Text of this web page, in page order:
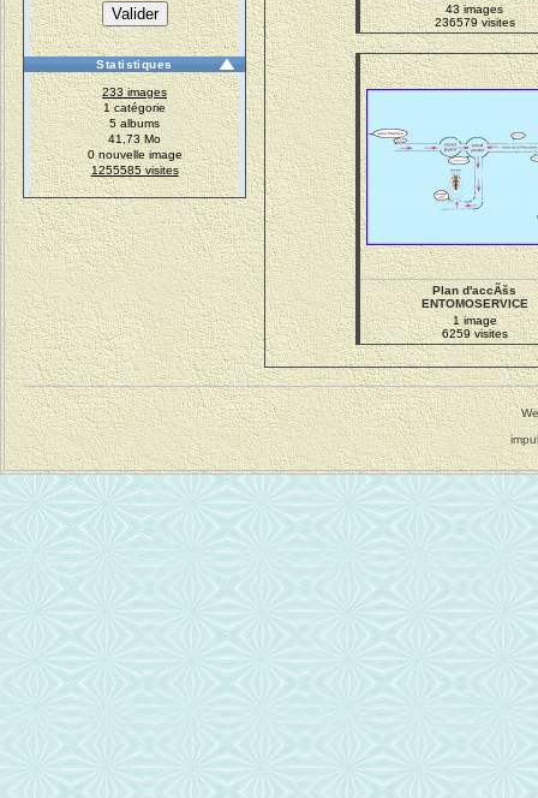
Statistiques
233 images
1 catégorie
5 albums
41,73 Mo
0 nouvelle image
1255585 visites
43 images
236579 visites
Plan d'accÃšs
ENTOMOSERVICE
1 image
6259 visites